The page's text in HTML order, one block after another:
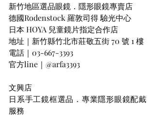
新竹地區選品眼鏡．隱形眼鏡專賣店
德國Rodenstock 羅敦司得 驗光中心
日本 HOYA 兒童鏡片指定合作店
地址｜新竹縣竹北市莊敬五街 70 號 1 樓
電話｜03-667-3393
官方line｜@arfa3393
文興店
日系手工鏡框選品．專業隱形眼鏡配戴
服務